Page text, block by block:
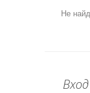
Не